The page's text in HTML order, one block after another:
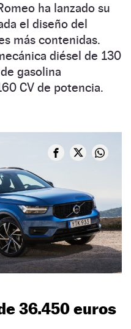
ha lanzado su
el diseño del
más contenidas.
diésel de 130
gasolina
CV de potencia.
36.450 euros